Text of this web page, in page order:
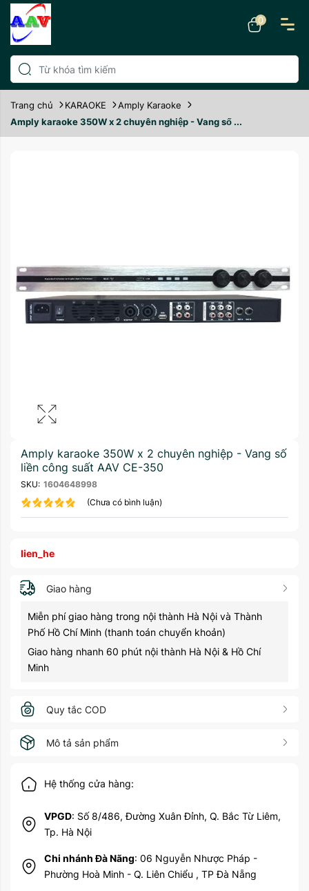
0
Trang chủ KARAOKE
Amply Karaoke
Amply karaoke 350W x 2 chuyên nghiệp - Vang số ...
Amply karaoke 350W x 2 chuyên nghiệp - Vang số
liền công suất AAV CE-350
SKU: 1604648998
(Chưa có bình luận)
lien_he
Giao hàng
Miễn phí giao hàng trong nội thành Hà Nội và Thành
Phố Hồ Chí Minh (thanh toán chuyển khoản)
Giao hàng nhanh 60 phút nội thành Hà Nội & Hồ Chí
Minh
Quy tắc COD
Mô tả sản phẩm
Hệ thống cửa hàng:
VPGD: Số 8/486, Đường Xuân Đỉnh, Q. Bắc Từ Liêm,
Tp. Hà Nội
Chi nhánh Đà Nãng: 06 Nguyễn Nhược Pháp -
Phường Hoà Minh - Q. Liên Chiểu , TP Đà Nẵng